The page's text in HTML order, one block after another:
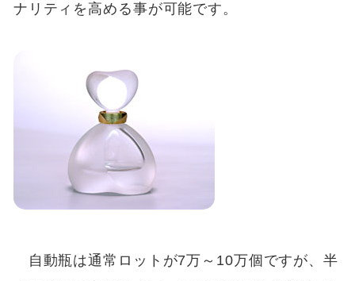
ナリティを高める事が可能です。
自動瓶は通常ロットが7万～10万個ですが、半